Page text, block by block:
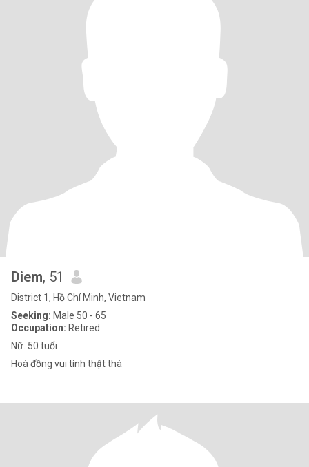
Diem, 51
District 1, Hồ Chí Minh, Vietnam
Seeking: Male 50 - 65
Occupation: Retired
Nữ. 50 tuổi
Hoà đồng vui tính thật thà